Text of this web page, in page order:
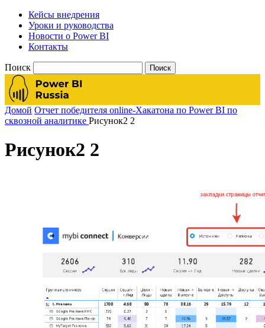
Кейсы внедрения
Уроки и руководства
Новости о Power BI
Контакты
Поиск
Домой Отчет победителя online-Хакатона по Power BI по
сквозной аналитике Рисунок2 2
Рисунок2 2